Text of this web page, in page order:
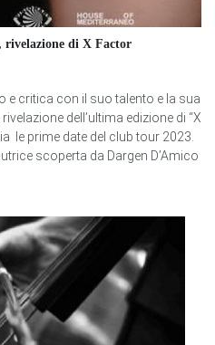
rivelazione di X Factor
e critica con il suo talento e la sua
dell’ultima edizione di “X
le prime date del club tour 2023.
scoperta da Dargen D’Amico